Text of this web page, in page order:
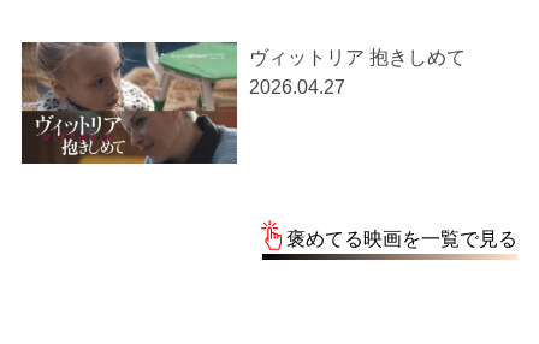
ヴィットリア 抱きしめて
2026.04.27
褒めてる映画を一覧で見る